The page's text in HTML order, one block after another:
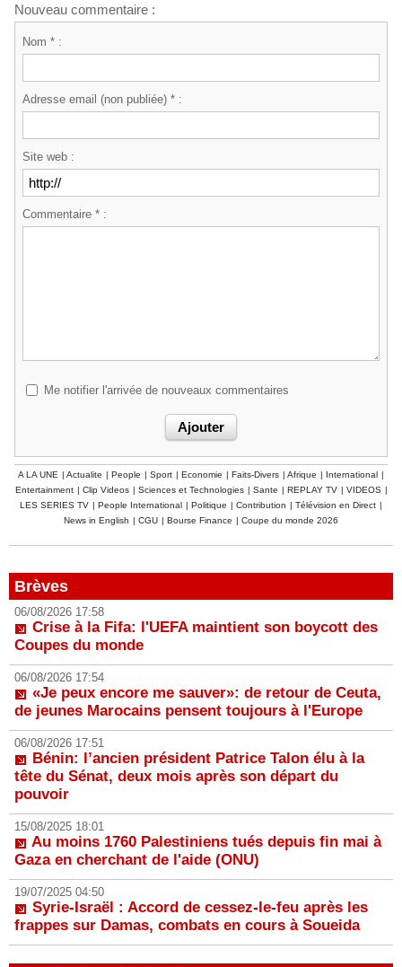
Nouveau commentaire :
Nom * :
Adresse email (non publiée) * :
Site web :
Commentaire * :
Me notifier l'arrivée de nouveaux commentaires
A LA UNE | Actualite | People | Sport | Economie | Faits-Divers | Afrique | International |
Entertainment | Clip Videos | Sciences et Technologies | Sante | REPLAY TV | VIDEOS |
LES SERIES TV | People International | Politique | Contribution | Télévision en Direct |
News in English | CGU | Bourse Finance | Coupe du monde 2026
Brèves
06/08/2026 17:58
Crise à la Fifa: l'UEFA maintient son boycott des
Coupes du monde
06/08/2026 17:54
«Je peux encore me sauver»: de retour de Ceuta,
de jeunes Marocains pensent toujours à l'Europe
06/08/2026 17:51
Bénin: l’ancien président Patrice Talon élu à la
tête du Sénat, deux mois après son départ du
pouvoir
15/08/2025 18:01
Au moins 1760 Palestiniens tués depuis fin mai à
Gaza en cherchant de l'aide (ONU)
19/07/2025 04:50
Syrie-Israël : Accord de cessez-le-feu après les
frappes sur Damas, combats en cours à Soueida